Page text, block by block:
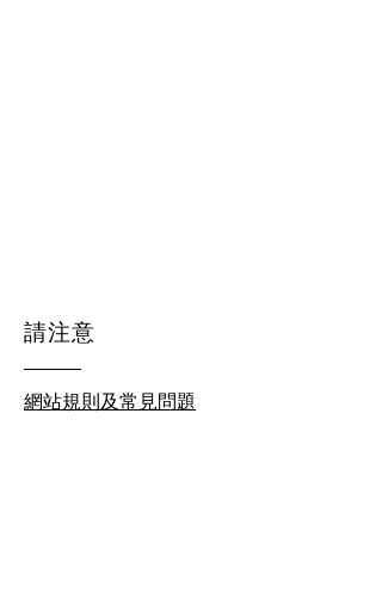
請注意
網站規則及常見問題